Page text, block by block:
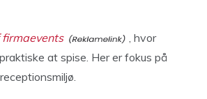
, hvor
at spise. Her er fokus på